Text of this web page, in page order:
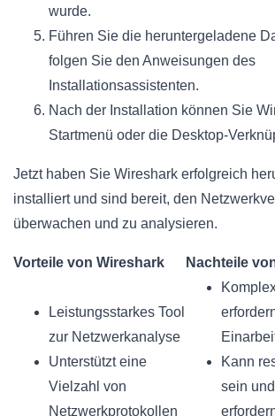
wurde.
Führen Sie die heruntergeladene
folgen Sie den Anweisungen des
Installationsassistenten.
Nach der Installation können Sie
Startmenü oder die Desktop-
Jetzt haben Sie Wireshark erfolgreich
installiert und sind bereit, den
überwachen und zu analysieren.
Vorteile von Wireshark Nachteile
Leistungsstarkes Tool
zur Netzwerkanalyse
Unterstützt eine
Vielzahl von
Netzwerkprotokollen
Kann
sein